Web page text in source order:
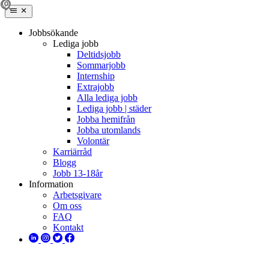
Jobbsökande
Lediga jobb
Deltidsjobb
Sommarjobb
Internship
Extrajobb
Alla lediga jobb
Lediga jobb | städer
Jobba hemifrån
Jobba utomlands
Volontär
Karriärråd
Blogg
Jobb 13-18år
Information
Arbetsgivare
Om oss
FAQ
Kontakt